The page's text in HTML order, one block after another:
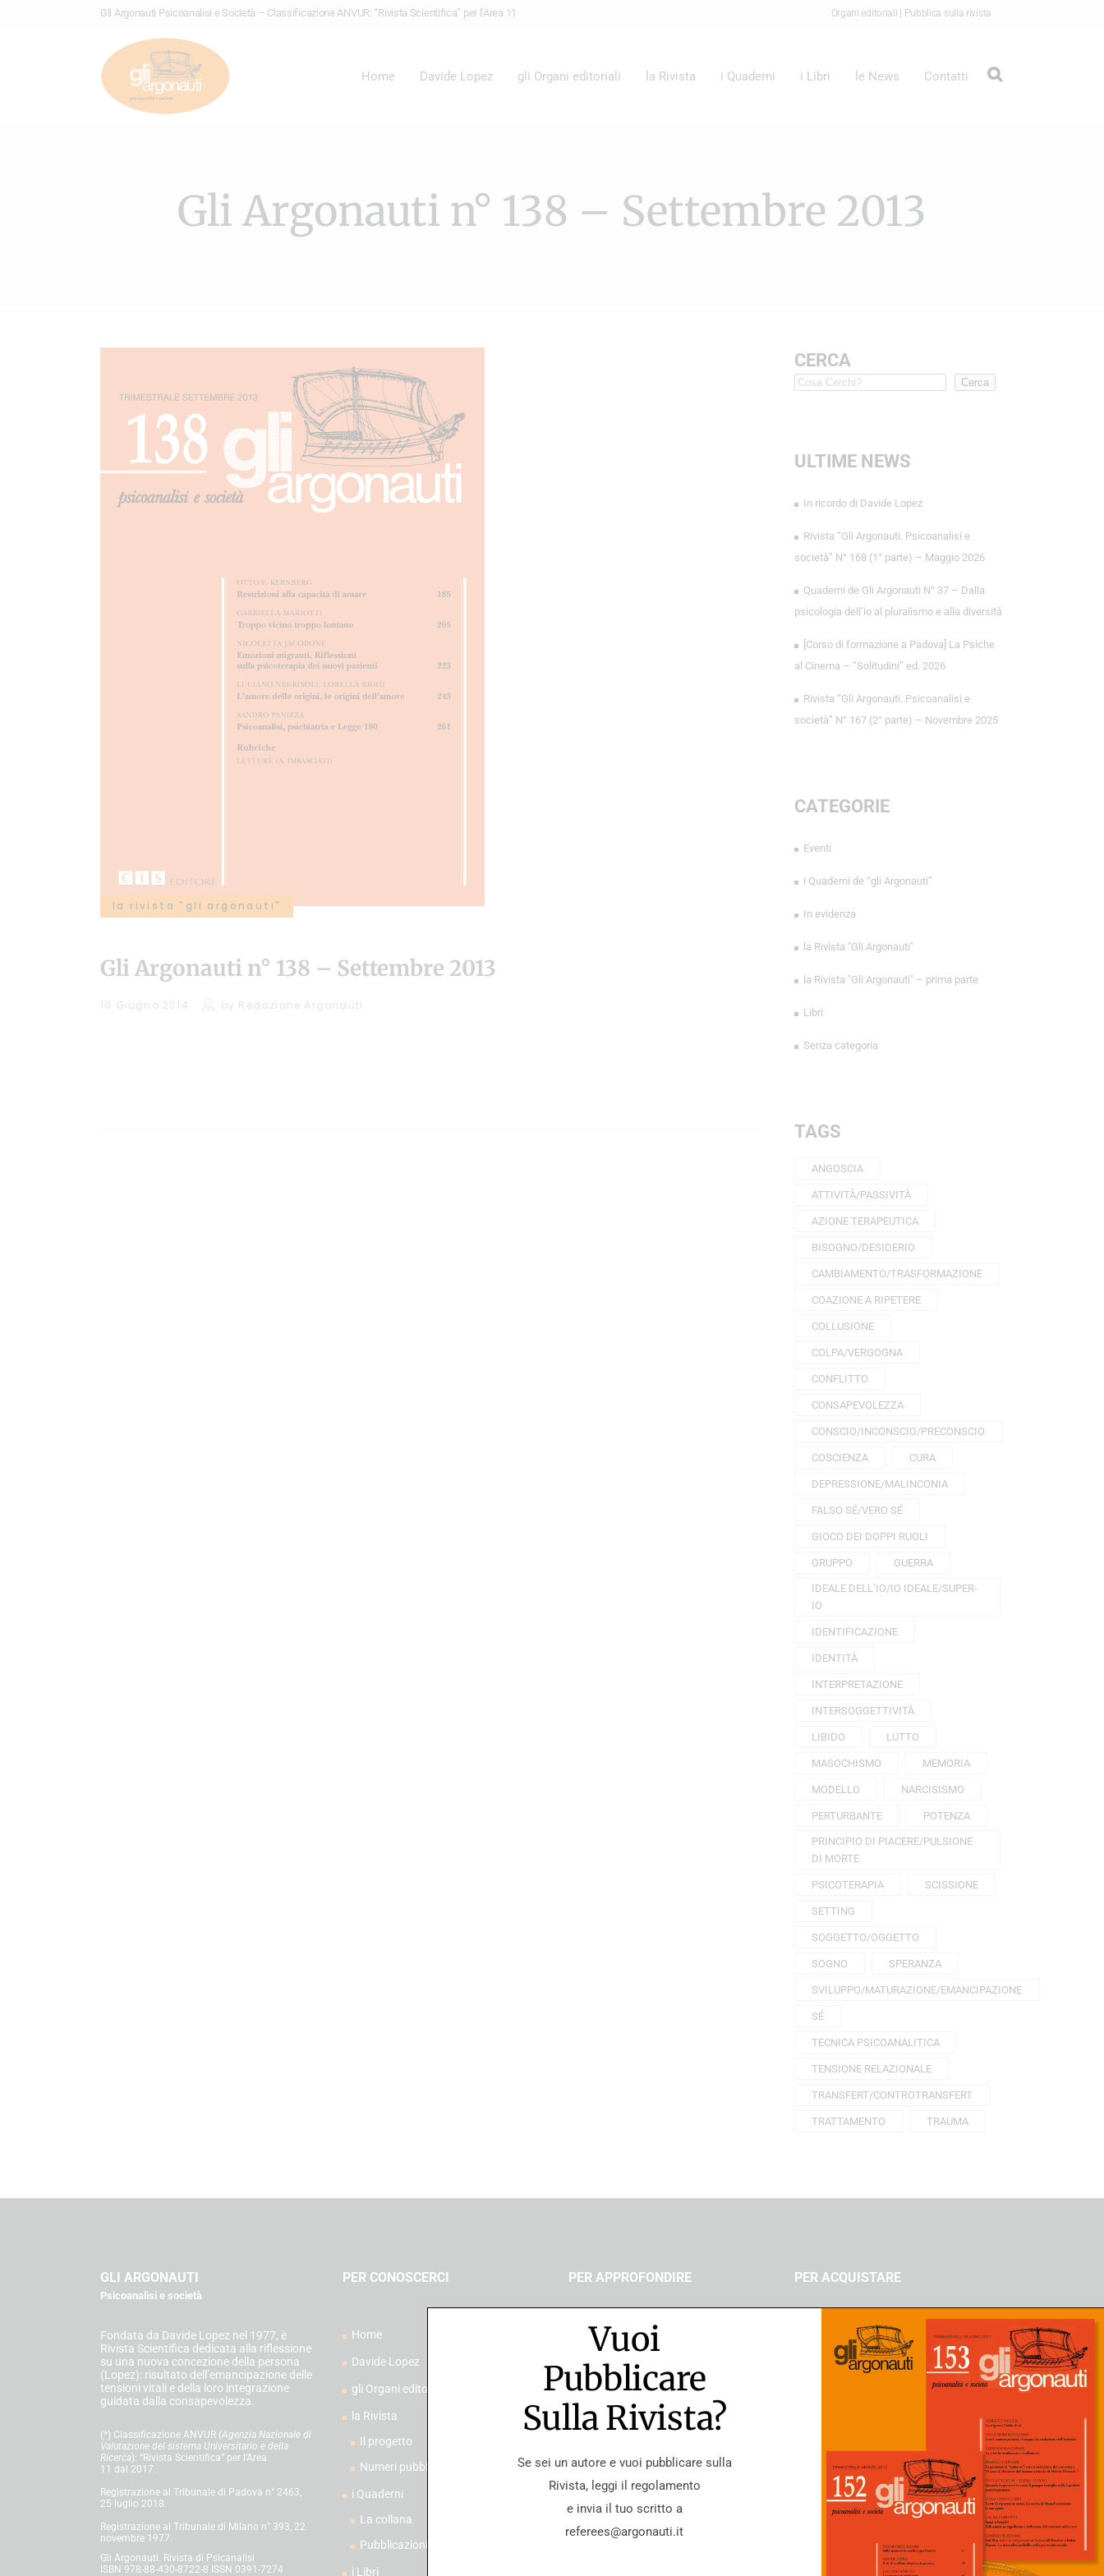
Gli Argonauti Psicoanalisi e Società – Classificazione ANVUR: “Rivista Scientifica” per l’Area 11 Organi editoriali | Pubblica sulla rivista
Home Davide Lopez gli Organi editoriali la Rivista i Quaderni i Libri le News Contatti
Gli Argonauti n° 138 – Settembre 2013
la rivista "gli argonauti"
Gli Argonauti n° 138 – Settembre 2013
10 Giugno 2014 by Redazione Argonauti
CERCA
Cerca
ULTIME NEWS
In ricordo di Davide Lopez
Rivista “Gli Argonauti. Psicoanalisi e
società” N° 168 (1° parte) – Maggio 2026
Quaderni de Gli Argonauti N° 37 – Dalla
psicologia dell’io al pluralismo e alla diversità
[Corso di formazione a Padova] La Psiche
al Cinema – “Solitudini” ed. 2026
Rivista “Gli Argonauti. Psicoanalisi e
società” N° 167 (2° parte) – Novembre 2025
CATEGORIE
Eventi
i Quaderni de “gli Argonauti”
In evidenza
la Rivista "Gli Argonauti"
la Rivista "Gli Argonauti" – prima parte
Libri
Senza categoria
TAGS
ANGOSCIA
ATTIVITÀ/PASSIVITÀ
AZIONE TERAPEUTICA
BISOGNO/DESIDERIO
CAMBIAMENTO/TRASFORMAZIONE
COAZIONE A RIPETERE
COLLUSIONE
COLPA/VERGOGNA
CONFLITTO
CONSAPEVOLEZZA
CONSCIO/INCONSCIO/PRECONSCIO
COSCIENZA CURA
DEPRESSIONE/MALINCONIA
FALSO SÉ/VERO SÉ
GIOCO DEI DOPPI RUOLI
GRUPPO GUERRA
IDEALE DELL’IO/IO IDEALE/SUPER-
IO
IDENTIFICAZIONE
IDENTITÀ
INTERPRETAZIONE
INTERSOGGETTIVITÀ
LIBIDO LUTTO
MASOCHISMO MEMORIA
MODELLO NARCISISMO
PERTURBANTE POTENZA
PRINCIPIO DI PIACERE/PULSIONE
DI MORTE
PSICOTERAPIA SCISSIONE
SETTING
SOGGETTO/OGGETTO
SOGNO SPERANZA
SVILUPPO/MATURAZIONE/EMANCIPAZIONE
SÉ
TECNICA PSICOANALITICA
TENSIONE RELAZIONALE
TRANSFERT/CONTROTRANSFERT
TRATTAMENTO TRAUMA
GLI ARGONAUTI
Psicoanalisi e società
Fondata da Davide Lopez nel 1977, è
Rivista Scientifica dedicata alla riflessione
su una nuova concezione della persona
(Lopez): risultato dell’emancipazione delle
tensioni vitali e della loro integrazione
guidata dalla consapevolezza.
(*) Classificazione ANVUR (Agenzia Nazionale di
Valutazione del sistema Universitario e della
Ricerca): “Rivista Scientifica” per l’Area
11 dal 2017.
Registrazione al Tribunale di Padova n° 2463,
25 luglio 2018.
Registrazione al Tribunale di Milano n° 393, 22
novembre 1977.
Gli Argonauti. Rivista di Psicanalisi
ISBN 978-88-430-8722-8 ISSN 0391-7274
PER CONOSCERCI
Home
Davide Lopez
gli Organi editoriali
la Rivista
Il progetto
Numeri pubblicati
i Quaderni
La collana
Pubblicazioni
i Libri
PER APPROFONDIRE
In ricordo di Davide Lopez
Rivista “Gli Argonauti. Psicoanalisi e
società” N° 168 (1° parte) – Maggio
2026
Quaderni de Gli Argonauti N° 37 –
Dalla psicologia dell’io al pluralismo e
[Corso di formazione a Padova] La
Psiche al Cinema – “Solitudini” ed. 2026
PER ACQUISTARE
acquistare i fascicoli a
stampa direttamente online su:
Padova University Press
Scrivici a questo indirizzo per ordini:
ordini.padovaunivesitypress@unipd.it
Vuoi
Pubblicare
Sulla Rivista?
Se sei un autore e vuoi pubblicare sulla
Rivista, leggi il regolamento
e invia il tuo scritto a
referees@argonauti.it